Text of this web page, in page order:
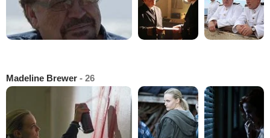
Madeline Brewer - 26